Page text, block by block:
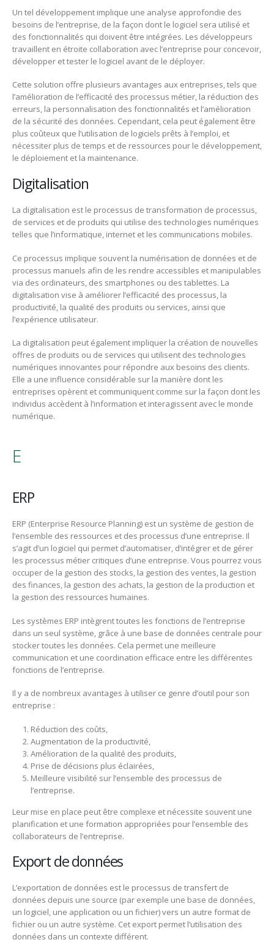
Un tel développement implique une analyse approfondie des
besoins de l’entreprise, de la façon dont le logiciel sera utilisé et
des fonctionnalités qui doivent être intégrées. Les développeurs
travaillent en étroite collaboration avec l’entreprise pour concevoir,
développer et tester le logiciel avant de le déployer.
Cette solution offre plusieurs avantages aux entreprises, tels que
l’amélioration de l’efficacité des processus métier, la réduction des
erreurs, la personnalisation des fonctionnalités et l’amélioration
de la sécurité des données. Cependant, cela peut également être
plus coûteux que l’utilisation de logiciels prêts à l’emploi, et
nécessiter plus de temps et de ressources pour le développement,
le déploiement et la maintenance.
Digitalisation
La digitalisation est le processus de transformation de processus,
de services et de produits qui utilise des technologies numériques
telles que l’informatique, internet et les communications mobiles.
Ce processus implique souvent la numérisation de données et de
processus manuels afin de les rendre accessibles et manipulables
via des ordinateurs, des smartphones ou des tablettes. La
digitalisation vise à améliorer l’efficacité des processus, la
productivité, la qualité des produits ou services, ainsi que
l’expérience utilisateur.
La digitalisation peut également impliquer la création de nouvelles
offres de produits ou de services qui utilisent des technologies
numériques innovantes pour répondre aux besoins des clients.
Elle a une influence considérable sur la manière dont les
entreprises opèrent et communiquent comme sur la façon dont les
individus accèdent à l’information et interagissent avec le monde
numérique.
E
ERP
ERP (Enterprise Resource Planning) est un système de gestion de
l’ensemble des ressources et des processus d’une entreprise. Il
s’agit d’un logiciel qui permet d’automatiser, d’intégrer et de gérer
les processus métier critiques d’une entreprise. Vous pourrez vous
occuper de la gestion des stocks, la gestion des ventes, la gestion
des finances, la gestion des achats, la gestion de la production et
la gestion des ressources humaines.
Les systèmes ERP intègrent toutes les fonctions de l’entreprise
dans un seul système, grâce à une base de données centrale pour
stocker toutes les données. Cela permet une meilleure
communication et une coordination efficace entre les différentes
fonctions de l’entreprise.
Il y a de nombreux avantages à utiliser ce genre d’outil pour son
entreprise :
Réduction des coûts,
Augmentation de la productivité,
Amélioration de la qualité des produits,
Prise de décisions plus éclairées,
Meilleure visibilité sur l’ensemble des processus de
l’entreprise.
Leur mise en place peut être complexe et nécessite souvent une
planification et une formation appropriées pour l’ensemble des
collaborateurs de l’entreprise.
Export de données
L’exportation de données est le processus de transfert de
données depuis une source (par exemple une base de données,
un logiciel, une application ou un fichier) vers un autre format de
fichier ou un autre système. Cet export permet l’utilisation des
données dans un contexte différent.